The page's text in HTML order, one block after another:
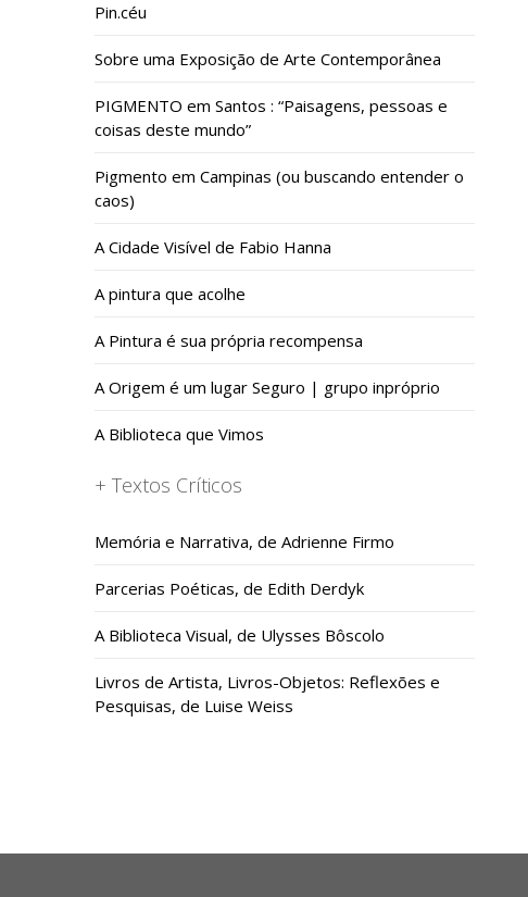
Pin.céu
Sobre uma Exposição de Arte Contemporânea
PIGMENTO em Santos : “Paisagens, pessoas e
coisas deste mundo”
Pigmento em Campinas (ou buscando entender o
caos)
A Cidade Visível de Fabio Hanna
A pintura que acolhe
A Pintura é sua própria recompensa
A Origem é um lugar Seguro | grupo inpróprio
A Biblioteca que Vimos
+ Textos Críticos
Memória e Narrativa, de Adrienne Firmo
Parcerias Poéticas, de Edith Derdyk
A Biblioteca Visual, de Ulysses Bôscolo
Livros de Artista, Livros-Objetos: Reflexões e
Pesquisas, de Luise Weiss